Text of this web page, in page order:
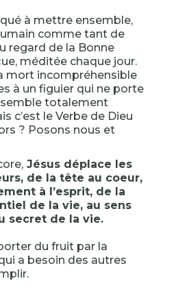
à mettre ensemble,
comme tant de
regard de la Bonne
méditée chaque jour.
mort incompréhensible
à un figuier qui ne porte
totalement
c’est le Verbe de Dieu
? Posons nous et
Jésus déplace les
de la tête au coeur,
à l’esprit, de la
de la vie, au sens
secret de la vie.
du fruit par la
a besoin des autres